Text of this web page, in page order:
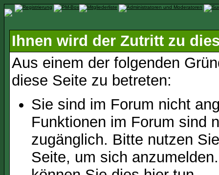
Ihnen wird der Zutritt zu
Aus einem der folgenden
diese Seite zu betreten:
Sie sind im Forum nicht
Funktionen im Forum sind
zugänglich. Bitte nutzen
Seite, um sich